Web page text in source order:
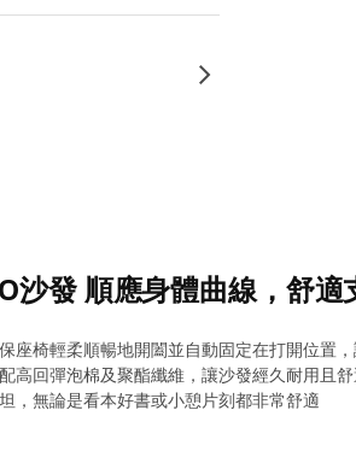
沙發 順應身體曲線，舒適
座椅輕柔順暢地開闔並自動固定在打開位置，
高回彈泡棉及聚酯纖維，讓沙發經久耐用且
，無論是看本好書或小憩片刻都非常舒適